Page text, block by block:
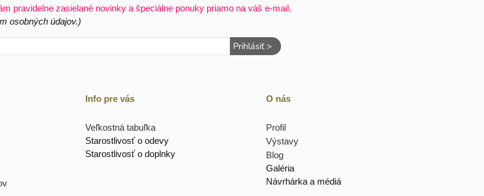
pravidelne zasielané novinky a špeciálne ponuky priamo na váš e-mail.
osobných údajov.)
Prihlásiť >
Info pre vás
Veľkostná tabuľka
Starostlivosť o odevy
Starostlivosť o doplnky
O nás
Profil
Výstavy
Blog
Galéria
Návrhárka a médiá